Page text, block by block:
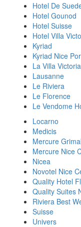
Hotel De
Hotel Gounod
Hotel Suisse
Hotel Villa
Kyriad
Kyriad Nice
La Villa Victoria
Lausanne
Le Riviera
Le Florence
Le Vendome
Locarno
Medicis
Mercure
Mercure Nice
Nicea
Novotel Nice
Quality Hotel
Quality Suites
Riviera Best
Suisse
Univers